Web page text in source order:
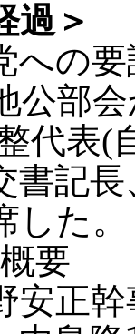
過＞
の要
公部
代表(
書記
た。
要
正幹